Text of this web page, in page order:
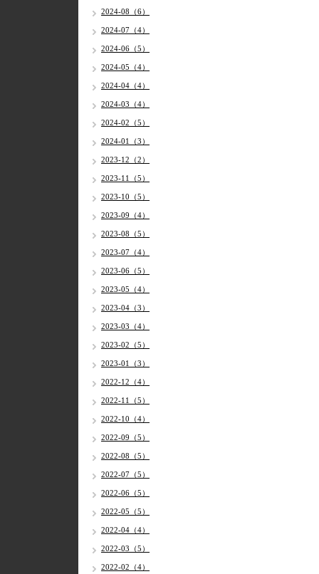
2024-08（6）
2024-07（4）
2024-06（5）
2024-05（4）
2024-04（4）
2024-03（4）
2024-02（5）
2024-01（3）
2023-12（2）
2023-11（5）
2023-10（5）
2023-09（4）
2023-08（5）
2023-07（4）
2023-06（5）
2023-05（4）
2023-04（3）
2023-03（4）
2023-02（5）
2023-01（3）
2022-12（4）
2022-11（5）
2022-10（4）
2022-09（5）
2022-08（5）
2022-07（5）
2022-06（5）
2022-05（5）
2022-04（4）
2022-03（5）
2022-02（4）